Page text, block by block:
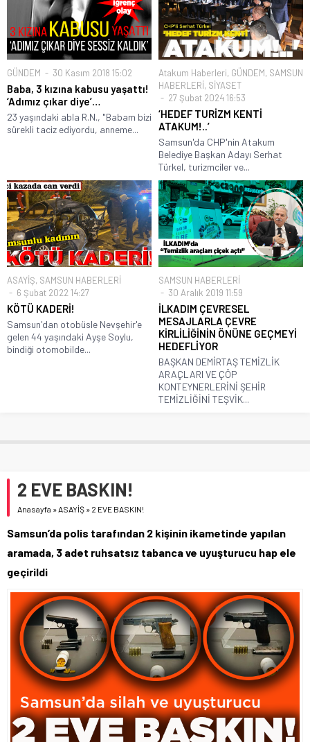
GÜNDEM 30 Kasım 2018 15:02
Baba, 3 kızına kabusu yaşattı!
‘Adımız çıkar diye’…
23 yaşındaki abla R.N., "Babam bizi
sürekli taciz ediyordu, anneme...
Atakum Haberleri, GÜNDEM, SAMSUN
HABERLERİ, SİYASET
27 Şubat 2024 16:53
‘HEDEF TURİZM KENTİ
ATAKUM!..’
Samsun'da CHP'nin Atakum
Belediye Başkan Adayı Serhat
Türkel, turizmciler ve...
ASAYİŞ, SAMSUN HABERLERİ
6 Şubat 2022 14:27
KÖTÜ KADERİ!
Samsun'dan otobüsle Nevşehir'e
gelen 44 yaşındaki Ayşe Soylu,
bindiği otomobilde...
SAMSUN HABERLERİ
30 Aralık 2019 11:59
İLKADIM ÇEVRESEL
MESAJLARLA ÇEVRE
KİRLİLİĞİNİN ÖNÜNE GEÇMEYİ
HEDEFLİYOR
BAŞKAN DEMİRTAŞ TEMİZLİK
ARAÇLARI VE ÇÖP
KONTEYNERLERİNİ ŞEHİR
TEMİZLİĞİNİ TEŞVİK...
2 EVE BASKIN!
Anasayfa »ASAYİŞ » 2 EVE BASKIN!
Samsun’da polis tarafından 2 kişinin ikametinde yapılan
aramada, 3 adet ruhsatsız tabanca ve uyuşturucu hap ele
geçirildi